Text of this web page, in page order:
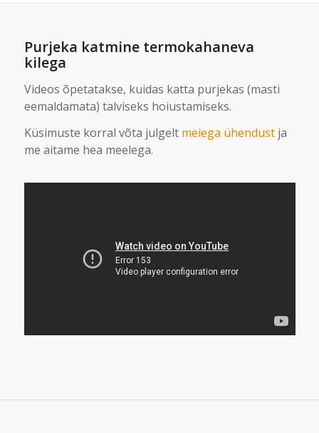
Purjeka katmine termokahaneva
kilega
Videos õpetatakse, kuidas katta purjekas (masti
eemaldamata) talviseks hoiustamiseks.
Küsimuste korral võta julgelt meiega ühendustja
me aitame hea meelega.